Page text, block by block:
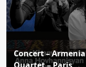
Concert –